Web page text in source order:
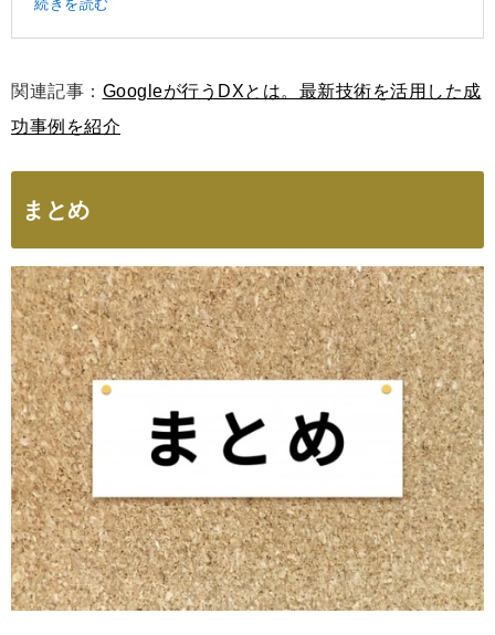
続きを読む
関連記事： Googleが行うDXとは。最新技術を活用した成
功事例を紹介
まとめ